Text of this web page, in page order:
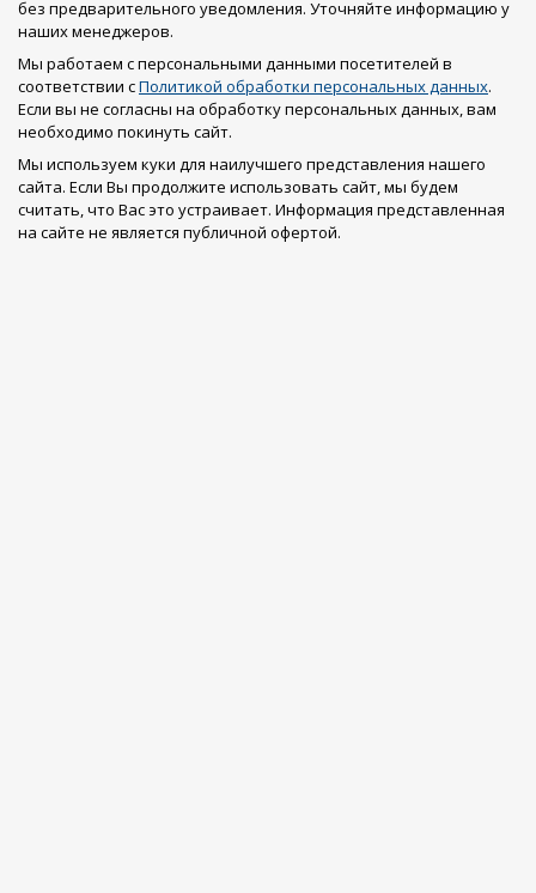
без предварительного уведомления. Уточняйте информацию у
наших менеджеров.
Мы работаем с персональными данными посетителей в
соответствии сПолитикой обработки персональных данных.
Если вы не согласны на обработку персональных данных, вам
необходимо покинуть сайт.
Мы используем куки для наилучшего представления нашего
сайта. Если Вы продолжите использовать сайт, мы будем
считать, что Вас это устраивает. Информация представленная
на сайте не является публичной офертой.